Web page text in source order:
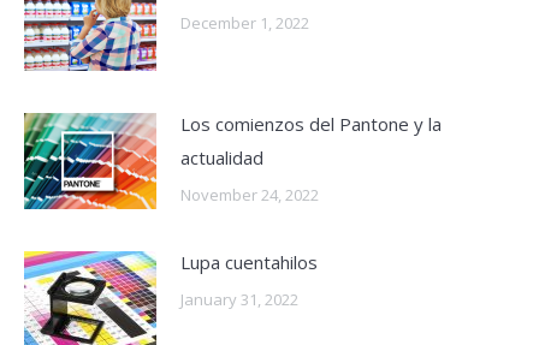
December 1, 2022
Los comienzos del Pantone y la
actualidad
November 24, 2022
Lupa cuentahilos
January 31, 2022